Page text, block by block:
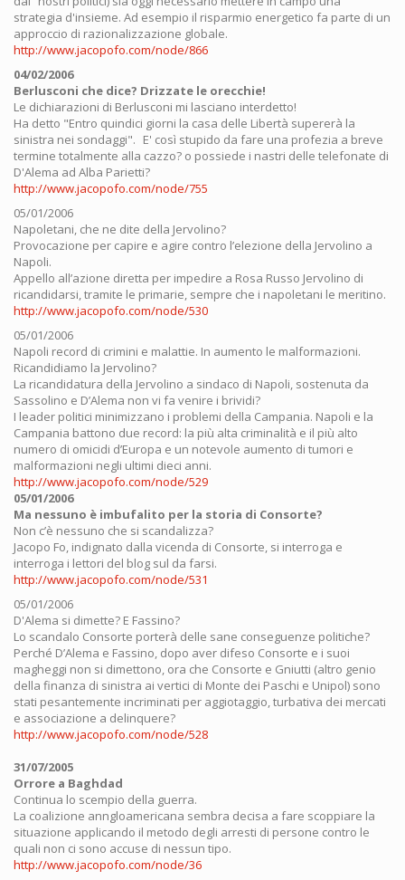
strategia d'insieme. Ad esempio il risparmio energetico fa parte di un
approccio di razionalizzazione globale.
http://www.jacopofo.com/node/866
04/02/2006
Berlusconi che dice? Drizzate le orecchie!
Le dichiarazioni di Berlusconi mi lasciano interdetto!
Ha detto "Entro quindici giorni la casa delle Libertà supererà la
sinistra nei sondaggi". E' così stupido da fare una profezia a breve
termine totalmente alla cazzo? o possiede i nastri delle telefonate di
D'Alema ad Alba Parietti?
http://www.jacopofo.com/node/755
05/01/2006
Napoletani, che ne dite della Jervolino?
Provocazione per capire e agire contro l’elezione della Jervolino a
Napoli.
Appello all’azione diretta per impedire a Rosa Russo Jervolino di
ricandidarsi, tramite le primarie, sempre che i napoletani le meritino.
http://www.jacopofo.com/node/530
05/01/2006
Napoli record di crimini e malattie. In aumento le malformazioni.
Ricandidiamo la Jervolino?
La ricandidatura della Jervolino a sindaco di Napoli, sostenuta da
Sassolino e D’Alema non vi fa venire i brividi?
I leader politici minimizzano i problemi della Campania. Napoli e la
Campania battono due record: la più alta criminalità e il più alto
numero di omicidi d’Europa e un notevole aumento di tumori e
malformazioni negli ultimi dieci anni.
http://www.jacopofo.com/node/529
05/01/2006
Ma nessuno è imbufalito per la storia di Consorte?
Non c’è nessuno che si scandalizza?
Jacopo Fo, indignato dalla vicenda di Consorte, si interroga e
interroga i lettori del blog sul da farsi.
http://www.jacopofo.com/node/531
05/01/2006
D'Alema si dimette? E Fassino?
Lo scandalo Consorte porterà delle sane conseguenze politiche?
Perché D’Alema e Fassino, dopo aver difeso Consorte e i suoi
magheggi non si dimettono, ora che Consorte e Gniutti (altro genio
della finanza di sinistra ai vertici di Monte dei Paschi e Unipol) sono
stati pesantemente incriminati per aggiotaggio, turbativa dei mercati
e associazione a delinquere?
http://www.jacopofo.com/node/528
31/07/2005
Orrore a Baghdad
Continua lo scempio della guerra.
La coalizione anngloamericana sembra decisa a fare scoppiare la
situazione applicando il metodo degli arresti di persone contro le
quali non ci sono accuse di nessun tipo.
http://www.jacopofo.com/node/36